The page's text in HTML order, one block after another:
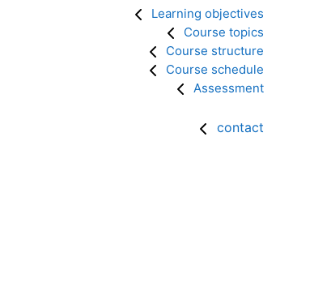
Learning objectives
Course topics
Course structure
Course schedule
Assessment
contact